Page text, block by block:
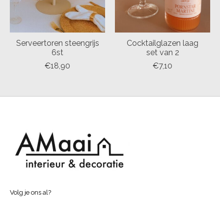
Serveertoren steengrijs
6st
€18,90
Cocktailglazen laag
set van 2
€7,10
Volg je ons al?